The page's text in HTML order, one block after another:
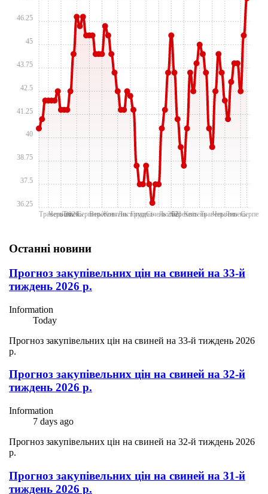
Травень 2020
ЧервеньЛипеньСерпеньВересень
ЖовтеньЛиcтопад
ГруденьСічень 2021
ЛютийБерезень
КвітеньТравеньЧервеньЛипеньСерпень
36.25
37.5
38.75
40
41.25
42.5
43.75
45
46.25
Останні новини
Прогноз закупівельних цін на свиней на 33-й
тиждень 2026 р.
Information
Today
Прогноз закупівельних цін на свиней на 33-й тиждень 2026
р.
Прогноз закупівельних цін на свиней на 32-й
тиждень 2026 р.
Information
7 days ago
Прогноз закупівельних цін на свиней на 32-й тиждень 2026
р.
Прогноз закупівельних цін на свиней на 31-й
тиждень 2026 р.